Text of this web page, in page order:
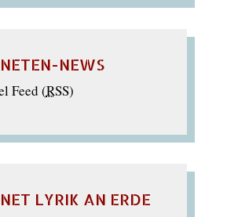
NEWS
Feed (RSS)
LYRIK AN ERDE